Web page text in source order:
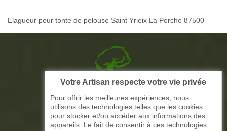
Elagueur pour tonte de pelouse Saint Yrieix La Perche 87500
Picque elagage 87
ARTISAN ELAGAGE ET PAYSAGISTE
Votre Artisan respecte votre vie privée
Pour offrir les meilleures expériences, nous
utilisons des technologies telles que les cookies
pour stocker et/ou accéder aux informations des
appareils. Le fait de consentir à ces technologies